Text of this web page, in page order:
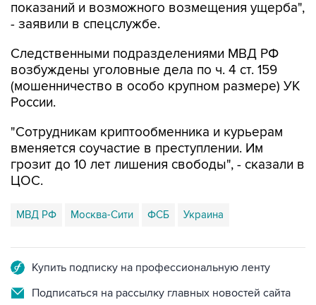
показаний и возможного возмещения ущерба",
- заявили в спецслужбе.
Следственными подразделениями МВД РФ
возбуждены уголовные дела по ч. 4 ст. 159
(мошенничество в особо крупном размере) УК
России.
"Сотрудникам криптообменника и курьерам
вменяется соучастие в преступлении. Им
грозит до 10 лет лишения свободы", - сказали в
ЦОС.
МВД РФ Москва-Сити ФСБ Украина
Купить подписку на профессиональную ленту
Подписаться на рассылку главных новостей сайта